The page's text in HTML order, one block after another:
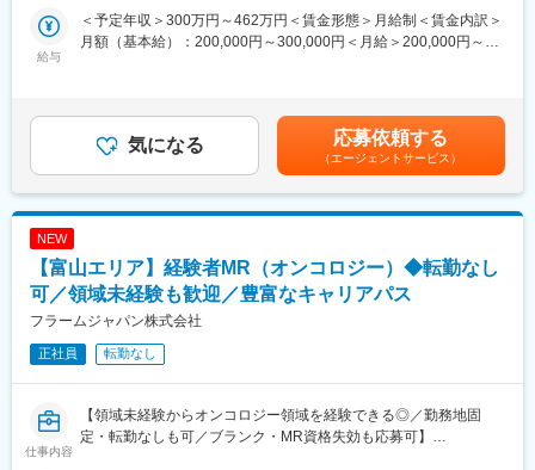
・1時間から使える有給休暇あり
・マイカー通勤可
＜工場周辺の環境＞
・工場から徒歩10分圏内にコンビニあり。工場から車で5分圏内
す。
■モデル年収：
23歳メンバー 年収約308万円 独身
30歳主任 年収約405万円（子供1人）
※残業代は別途支給
◎キレイな工場で働く！大手製薬メーカーの正社員採用
＜医薬品の製造工程＞
洗浄→巻締め→秤量→調製→充填→凍結乾燥→巻締めなど
※2026年10月1日より富士薬品富山第二工場を日本化薬株式会社へ
譲渡する予定としており、2026年10月以降、富山第二工場に所属
雇用条件や処遇等について、不利益が生じることはございませ
■入社後の流れ：
OJTでサポートします。先輩社員が丁寧に業務を教えていくの
給与
＜予定年収＞300万円～462万円＜賃金形態＞月給制＜賃金内訳＞
月額（基本給）：200,000円～300,000円＜月給＞200,000円～
薬剤師手当：1万円賃金はあくまでも目安の金額であり、選考を通
じて上下する可能性があります。月給(月額)は固定手当を含めた表
記です。
気になる 応募依頼する
（エージェントサービス）
NEW
【富山エリア】経験者MR（オンコロジー）◆転勤なし
可／領域未経験も歓迎／豊富なキャリアパス
フラームジャパン株式会社
正社員 転勤なし
仕事内容
【領域未経験からオンコロジー領域を経験できる◎／勤務地固
定・転勤なしも可／ブランク・MR資格失効も応募可】